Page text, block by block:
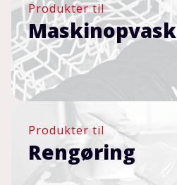
Produkter til
Maskinopvask
Produkter til
Rengøring